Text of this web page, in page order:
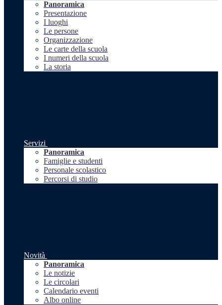
Panoramica
Presentazione
I luoghi
Le persone
Organizzazione
Le carte della scuola
I numeri della scuola
La storia
Servizi
Panoramica
Famiglie e studenti
Personale scolastico
Percorsi di studio
Novità
Panoramica
Le notizie
Le circolari
Calendario eventi
Albo online